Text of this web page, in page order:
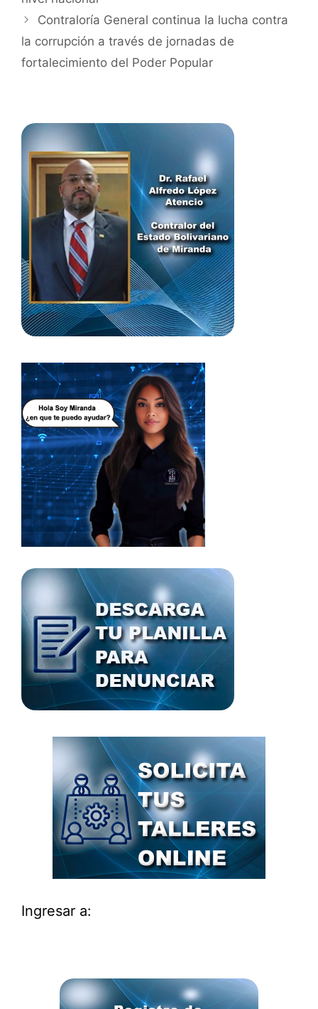
Contraloría General continua la lucha contra
la corrupción a través de jornadas de
fortalecimiento del Poder Popular
Ingresar a: